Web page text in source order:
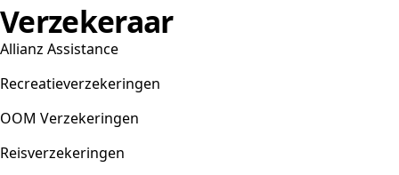
Verzekeraar
Allianz Assistance
Recreatieverzekeringen
OOM Verzekeringen
Reisverzekeringen